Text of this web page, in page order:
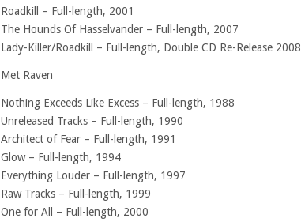
Roadkill – Full-length, 2001
The Hounds Of Hasselvander – Full-length, 2007
Lady-Killer/Roadkill – Full-length, Double CD Re-Release 2008
Met Raven
Nothing Exceeds Like Excess – Full-length, 1988
Unreleased Tracks – Full-length, 1990
Architect of Fear – Full-length, 1991
Glow – Full-length, 1994
Everything Louder – Full-length, 1997
Raw Tracks – Full-length, 1999
One for All – Full-length, 2000